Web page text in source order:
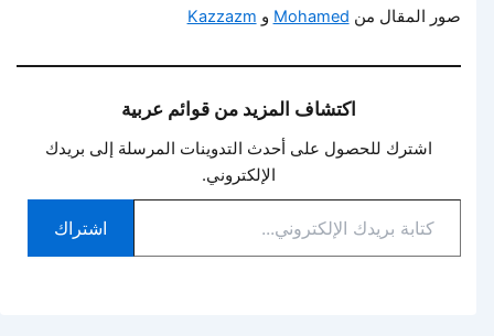
صور المقال منMohamedوKazzazm
اكتشاف المزيد من قوائم عربية
اشترك للحصول على أحدث التدوينات المرسلة إلى بريدك
الإلكتروني.
بريدك
الإلكتروني...
اشتراك